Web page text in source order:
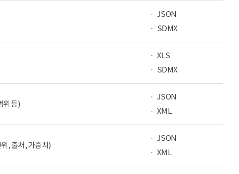
JSON
SDMX
XLS
SDMX
위 등)
JSON
XML
, 출처, 가중치)
JSON
XML